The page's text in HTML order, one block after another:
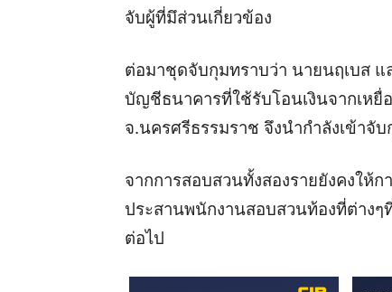
จับผู้ที่มึส่วนเกี่ยวข้อง
ต่อมาชุดจับกุมทราบว่า นายนฤเบส
บัญชีธนาคารที่ใช้รับโอนเงินจากเห
จ.นครศรีธรรมราช จึงนำกำลังเข้าจับ
จากการสอบสวนทั้งสองรายยังคงให้ก
ประสานพนักงานสอบสวนท้องที่ต่าง
ต่อไป